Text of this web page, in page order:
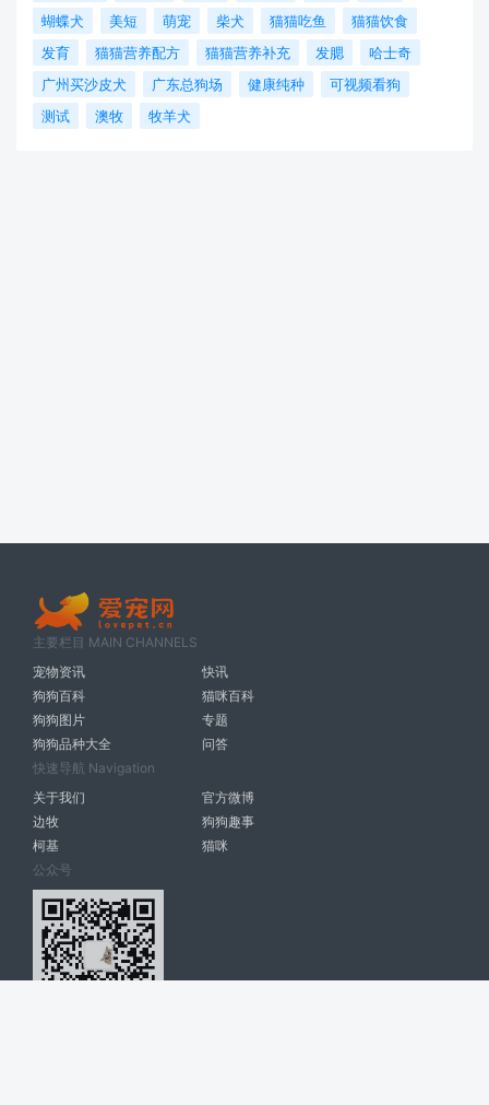
蝴蝶犬
美短 萌宠 柴犬 猫猫吃鱼
猫猫饮食
发育
猫猫营养配方 猫猫营养补充 发腮
哈士奇
广州买沙皮犬
广东总狗场 健康纯种
可视频看狗
测试
澳牧 牧羊犬
主要栏目 MAIN CHANNELS
宠物资讯
快讯
狗狗百科
猫咪百科
狗狗图片
专题
狗狗品种大全
问答
快速导航 Navigation
关于我们
官方微博
边牧
狗狗趣事
柯基
猫咪
公众号